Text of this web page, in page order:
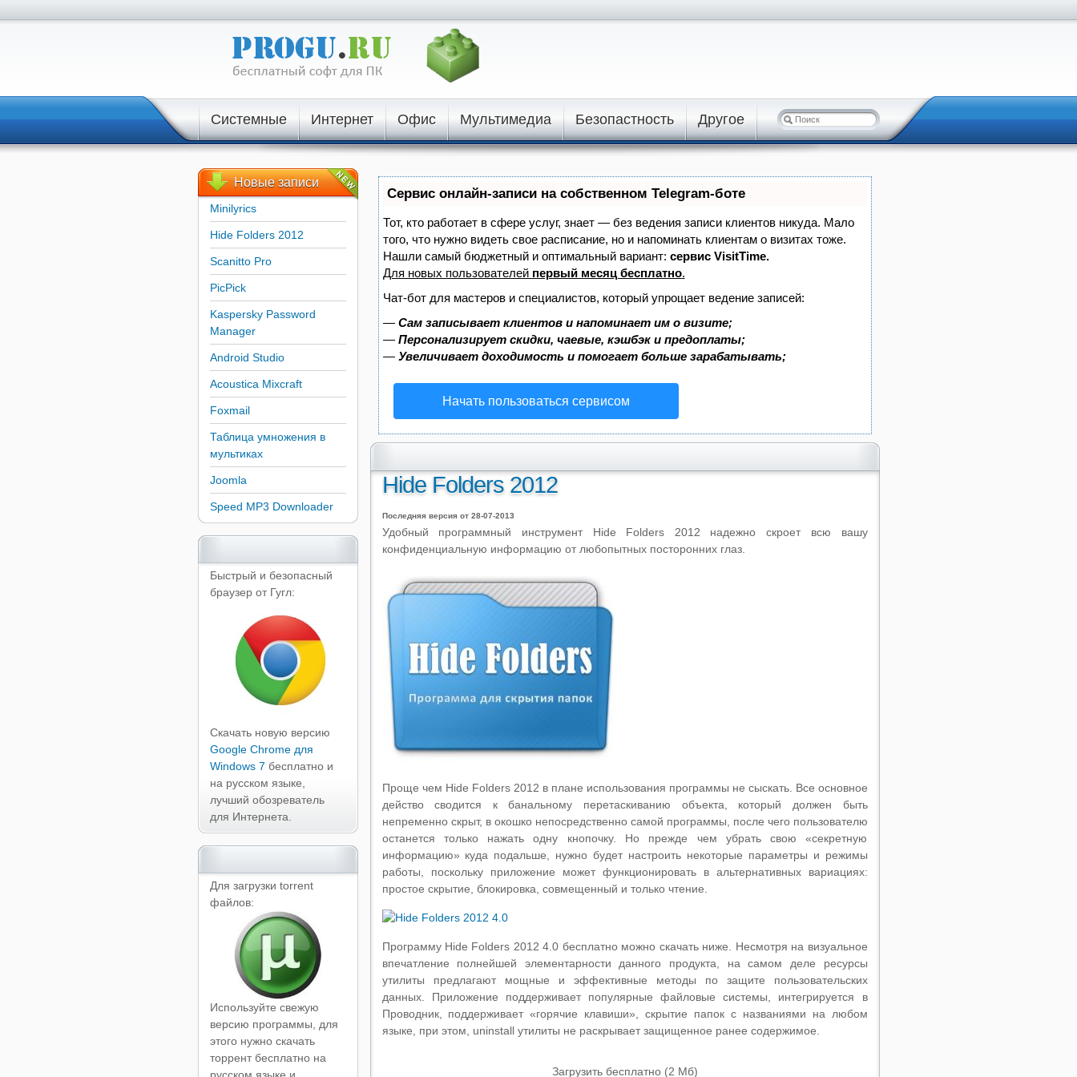
Системные Интернет Офис Мультимедиа Безопастность Другое
Сервис онлайн-записи на собственном Telegram-боте
Тот, кто работает в сфере услуг, знает — без ведения записи клиентов никуда. Мало
того, что нужно видеть свое расписание, но и напоминать клиентам о визитах тоже.
Нашли самый бюджетный и оптимальный вариант: сервис VisitTime.
Для новых пользователей первый месяц бесплатно.
Чат-бот для мастеров и специалистов, который упрощает ведение записей:
— Сам записывает клиентов и напоминает им о визите;
— Персонализирует скидки, чаевые, кэшбэк и предоплаты;
— Увеличивает доходимость и помогает больше зарабатывать;
Начать пользоваться сервисом
Hide Folders 2012
Последняя версия от 28-07-2013
Удобный программный инструмент Hide Folders 2012 надежно скроет всю вашу
конфиденциальную информацию от любопытных посторонних глаз.
Проще чем Hide Folders 2012 в плане использования программы не сыскать. Все основное
действо сводится к банальному перетаскиванию объекта, который должен быть
непременно скрыт, в окошко непосредственно самой программы, после чего пользователю
останется только нажать одну кнопочку. Но прежде чем убрать свою «секретную
информацию» куда подальше, нужно будет настроить некоторые параметры и режимы
работы, поскольку приложение может функционировать в альтернативных вариациях:
простое скрытие, блокировка, совмещенный и только чтение.
Программу Hide Folders 2012 4.0 бесплатно можно скачать ниже. Несмотря на визуальное
впечатление полнейшей элементарности данного продукта, на самом деле ресурсы
утилиты предлагают мощные и эффективные методы по защите пользовательских
данных. Приложение поддерживает популярные файловые системы, интегрируется в
Проводник, поддерживает «горячие клавиши», скрытие папок с названиями на любом
языке, при этом, uninstall утилиты не раскрывает защищенное ранее содержимое.
Загрузить бесплатно (2 Мб)
Новыезаписи
Minilyrics
Hide Folders 2012
Scanitto Pro
PicPick
Kaspersky Password
Manager
Android Studio
Acoustica Mixcraft
Foxmail
Таблица умножения в
мультиках
Joomla
Speed MP3 Downloader
Быстрый и безопасный
браузер от Гугл:
Скачать новую версию
Google Chrome для
Windows 7 бесплатно и
на русском языке,
лучший обозреватель
для Интернета.
Для загрузки torrent
файлов:
Используйте свежую
версию программы, для
этого нужно скачать
торрент бесплатно на